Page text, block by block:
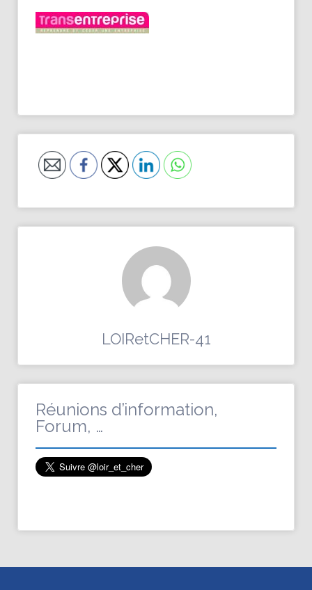
LOIRetCHER-41
Réunions d’information,
Forum, …